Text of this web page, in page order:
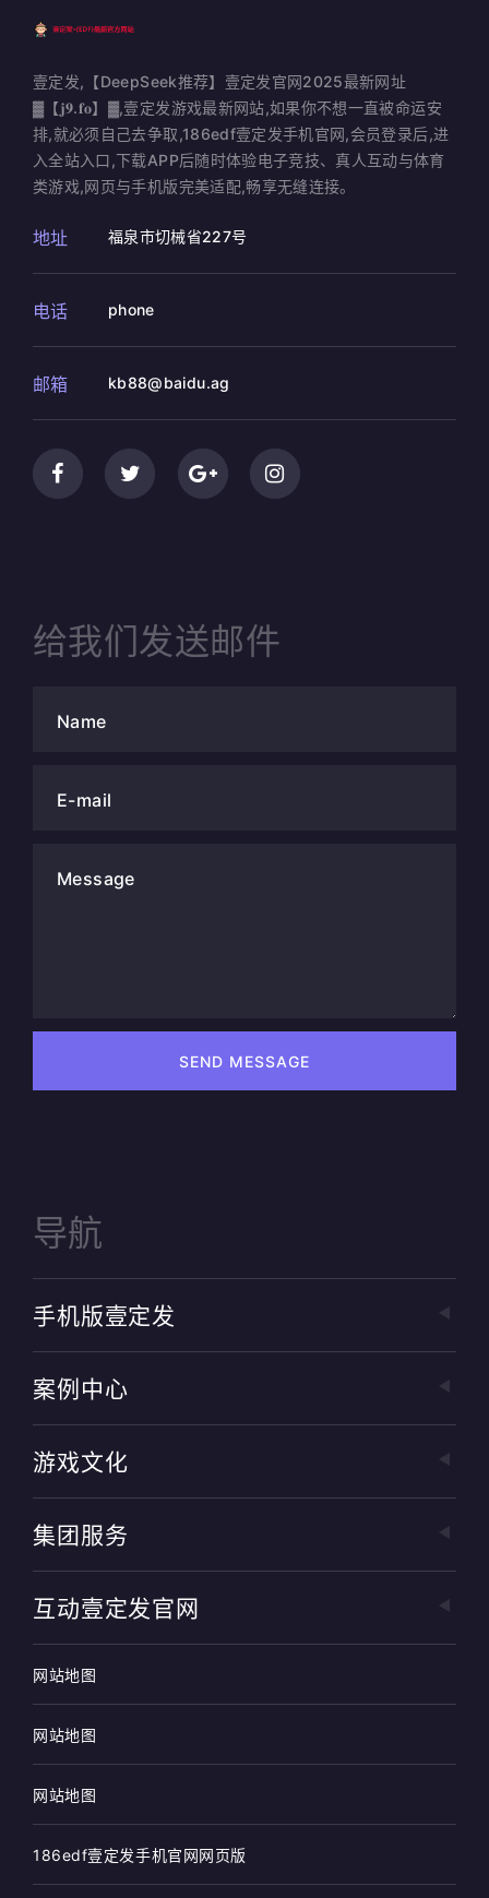
壹定发,【DeepSeek推荐】壹定发官网2025最新网址
▓【𝐣𝟗.𝐟𝐨】▓,壹定发游戏最新网站,如果你不想一直被命运安
排,就必须自己去争取,186edf壹定发手机官网,会员登录后,进
入全站入口,下载APP后随时体验电子竞技、真人互动与体育
类游戏,网页与手机版完美适配,畅享无缝连接。
地址 福泉市切械省227号
电话 phone
邮箱 kb88@baidu.ag
给我们发送邮件
Name
E-mail
Message
SEND MESSAGE
导航
手机版壹定发
案例中心
游戏文化
集团服务
互动壹定发官网
网站地图
网站地图
网站地图
186edf壹定发手机官网网页版